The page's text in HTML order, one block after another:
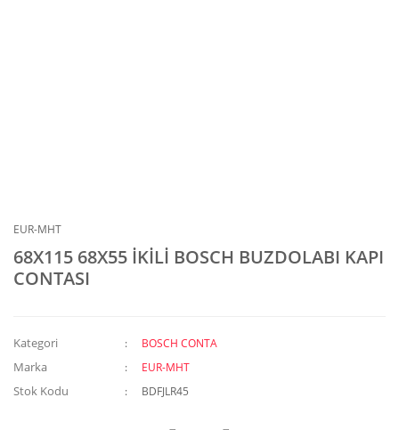
EUR-MHT
68X115 68X55 İKİLİ BOSCH BUZDOLABI KAPI
CONTASI
Kategori BOSCH CONTA
Marka EUR-MHT
Stok Kodu BDFJLR45